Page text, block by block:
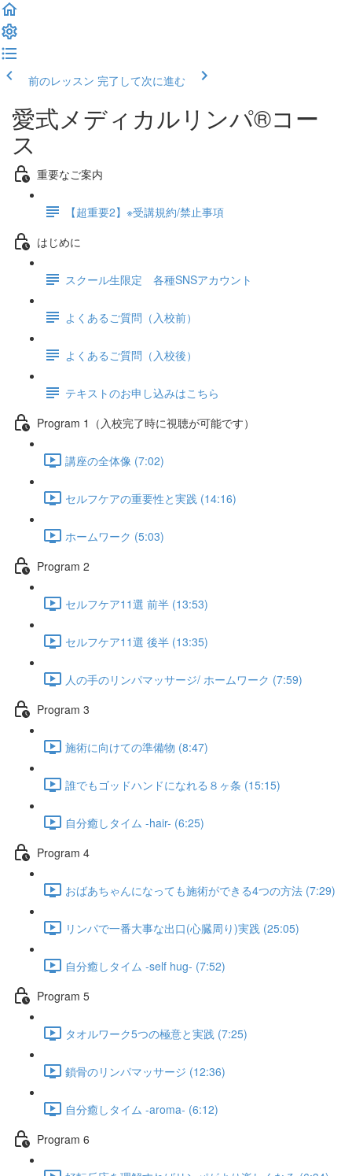
前のレッスン 完了して次に進む
愛式メディカルリンパ®コー
ス
重要なご案内
【超重要2】※受講規約/禁止事項
はじめに
スクール生限定 各種SNSアカウント
よくあるご質問（入校前）
よくあるご質問（入校後）
テキストのお申し込みはこちら
Program 1（入校完了時に視聴が可能です）
講座の全体像 (7:02)
セルフケアの重要性と実践 (14:16)
ホームワーク (5:03)
Program 2
セルフケア11選 前半 (13:53)
セルフケア11選 後半 (13:35)
人の手のリンパマッサージ/ ホームワーク (7:59)
Program 3
施術に向けての準備物 (8:47)
誰でもゴッドハンドになれる８ヶ条 (15:15)
自分癒しタイム -hair- (6:25)
Program 4
おばあちゃんになっても施術ができる4つの方法 (7:29)
リンパで一番大事な出口(心臓周り)実践 (25:05)
自分癒しタイム -self hug- (7:52)
Program 5
タオルワーク5つの極意と実践 (7:25)
鎖骨のリンパマッサージ (12:36)
自分癒しタイム -aroma- (6:12)
Program 6​